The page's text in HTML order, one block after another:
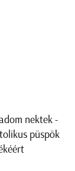
nektek -
püspök